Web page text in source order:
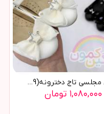
کفش مجلسي تاج دخترونه(9629)
۱,۰۸۰,۰۰۰ تومان